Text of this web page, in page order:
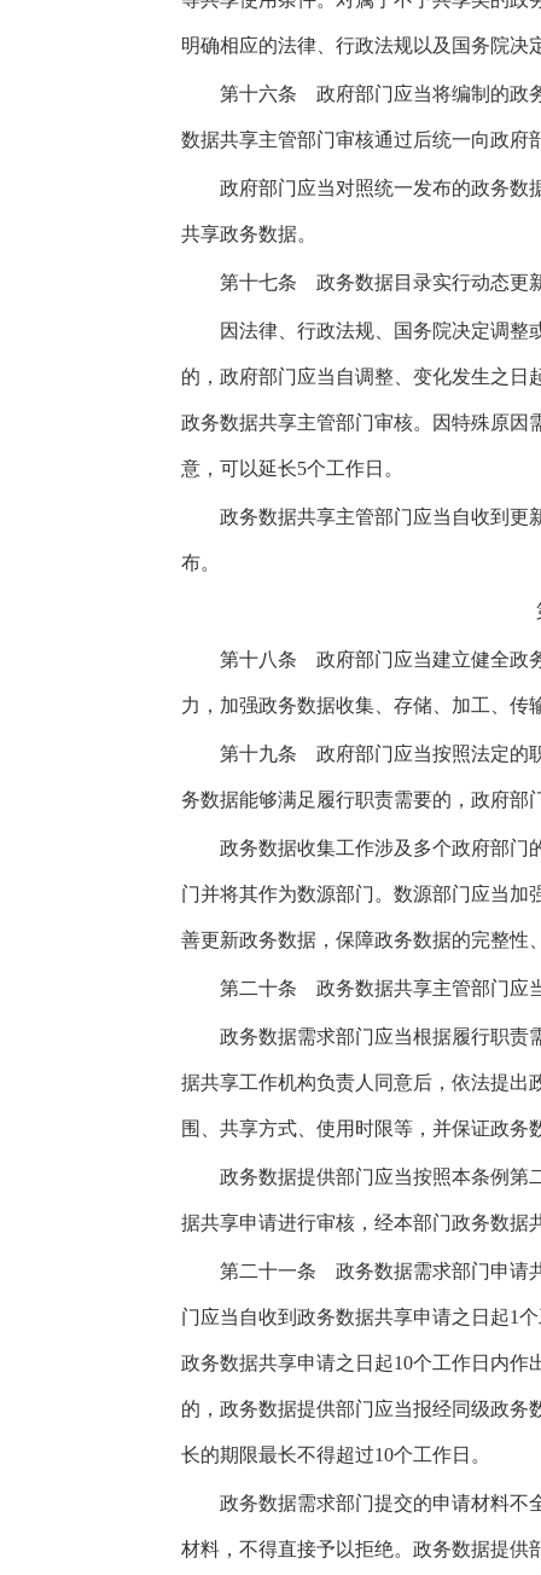
明确相应的法律、行政法规以及国务院决
第十六条 政府部门应当将编制的政
数据共享主管部门审核通过后统一向政府
政府部门应当对照统一发布的政务数
共享政务数据。
第十七条 政务数据目录实行动态更
因法律、行政法规、国务院决定调整
的，政府部门应当自调整、变化发生之日
政务数据共享主管部门审核。因特殊原因
意，可以延长5个工作日。
政务数据共享主管部门应当自收到更
布。
第十八条 政府部门应当建立健全政
力，加强政务数据收集、存储、加工、传
第十九条 政府部门应当按照法定的
务数据能够满足履行职责需要的，政府部
政务数据收集工作涉及多个政府部门
门并将其作为数源部门。数源部门应当
善更新政务数据，保障政务数据的完整性
第二十条 政务数据共享主管部门应
政务数据需求部门应当根据履行职责
据共享工作机构负责人同意后，依法提出
围、共享方式、使用时限等，并保证政
政务数据提供部门应当按照本条例第
据共享申请进行审核，经本部门政务数据
第二十一条 政务数据需求部门申请
门应当自收到政务数据共享申请之日起1
政务数据共享申请之日起10个工作日内
的，政务数据提供部门应当报经同级政
长的期限最长不得超过10个工作日。
政务数据需求部门提交的申请材料不
材料，不得直接予以拒绝。政务数据提供